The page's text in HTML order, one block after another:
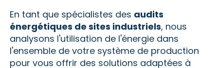
En tant que spécialistes des audits
énergétiques de sites industriels, nous
analysons l'utilisation de l'énergie dans
l'ensemble de votre système de production
pour vous offrir des solutions adaptées à